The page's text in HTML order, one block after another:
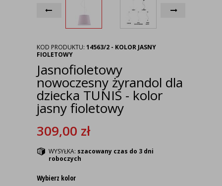
KOD PRODUKTU: 14563/2 - KOLOR JASNY
FIOLETOWY
Jasnofioletowy
nowoczesny żyrandol dla
dziecka TUNIS - kolor
jasny fioletowy
309,00 zł
WYSYŁKA: szacowany czas do 3 dni
roboczych
Wybierz kolor